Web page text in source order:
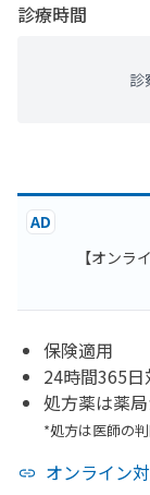
診療時間
診
AD
【オンラ
保険適用
24時間365日
処方薬は薬
*処方は医師の
オンライン